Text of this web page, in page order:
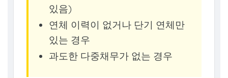
있음)
연체 이력이 없거나 단기 연체만
있는 경우
과도한 다중채무가 없는 경우